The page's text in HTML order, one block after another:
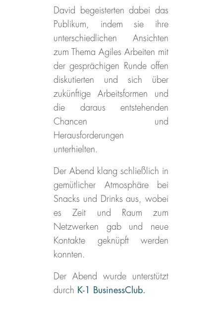
David begeisterten dabei das
Publikum, indem sie ihre
unterschiedlichen Ansichten
zum Thema Agiles Arbeiten mit
der gesprächigen Runde offen
diskutierten und sich über
zukünftige Arbeitsformen und
die daraus entstehenden
Chancen und
Herausforderungen
unterhielten.
Der Abend klang schließlich in
gemütlicher Atmosphäre bei
Snacks und Drinks aus, wobei
es Zeit und Raum zum
Netzwerken gab und neue
Kontakte geknüpft werden
konnten.
Der Abend wurde unterstützt
durch K-1 BusinessClub.